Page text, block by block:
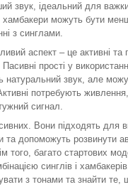
звук, ідеальний для
хамбакери можуть бути
з синглами.
аспект – це активні та
Пасивні прості у
натуральний звук, але
потребують
сигнал.
Вони підходять для
та допоможуть розвинути
того, багато стартових
синглів і
з тонами та знайти те,